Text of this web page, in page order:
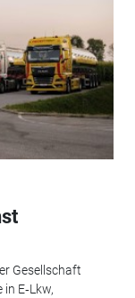
Gesellschaft
E‑Lkw,